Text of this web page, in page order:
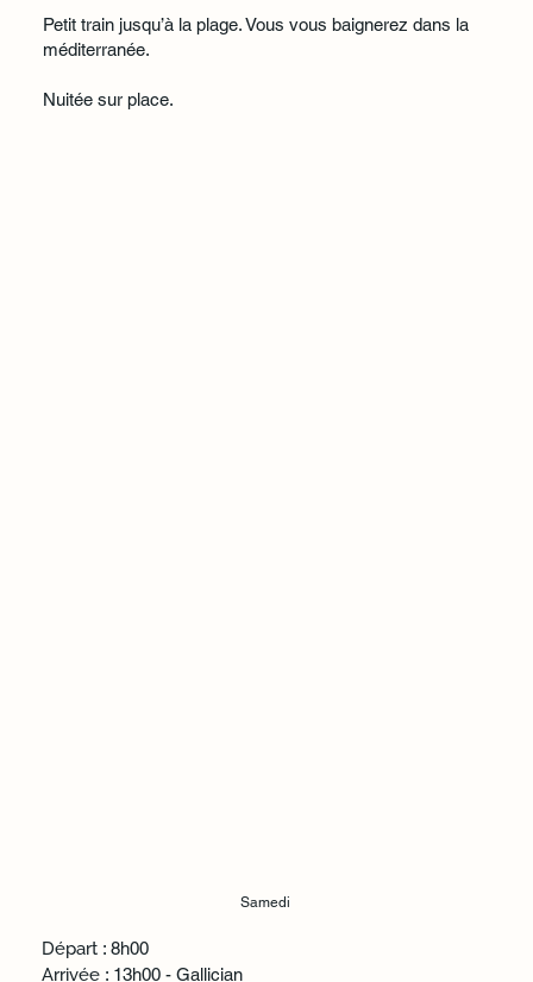
Petit train jusqu’à la plage. Vous vous baignerez dans la
méditerranée.
Nuitée sur place.
Samedi
Départ : 8h00
Arrivée : 13h00 - Gallician